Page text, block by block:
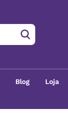
Blog Loja